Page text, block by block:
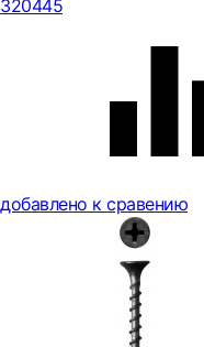
320445
добавлено к сравению